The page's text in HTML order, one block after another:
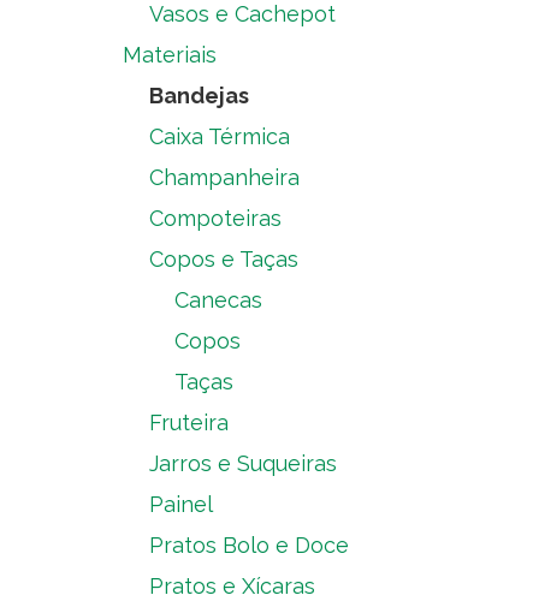
Vasos e Cachepot
Materiais
Bandejas
Caixa Térmica
Champanheira
Compoteiras
Copos e Taças
Canecas
Copos
Taças
Fruteira
Jarros e Suqueiras
Painel
Pratos Bolo e Doce
Pratos e Xícaras